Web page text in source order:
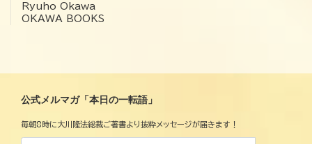
Ryuho Okawa
OKAWA BOOKS
公式メルマガ「本日の一転語」
毎朝8時に大川隆法総裁ご著書より抜粋メッセージが届きます！